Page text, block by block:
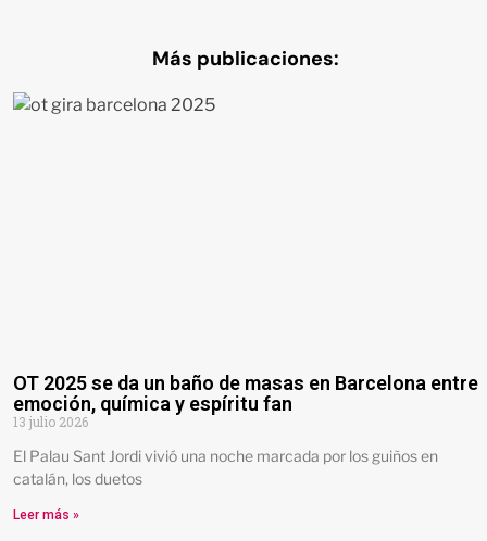
Más publicaciones:
OT 2025 se da un baño de masas en Barcelona entre
emoción, química y espíritu fan
13 julio 2026
El Palau Sant Jordi vivió una noche marcada por los guiños en
catalán, los duetos
Leer más »